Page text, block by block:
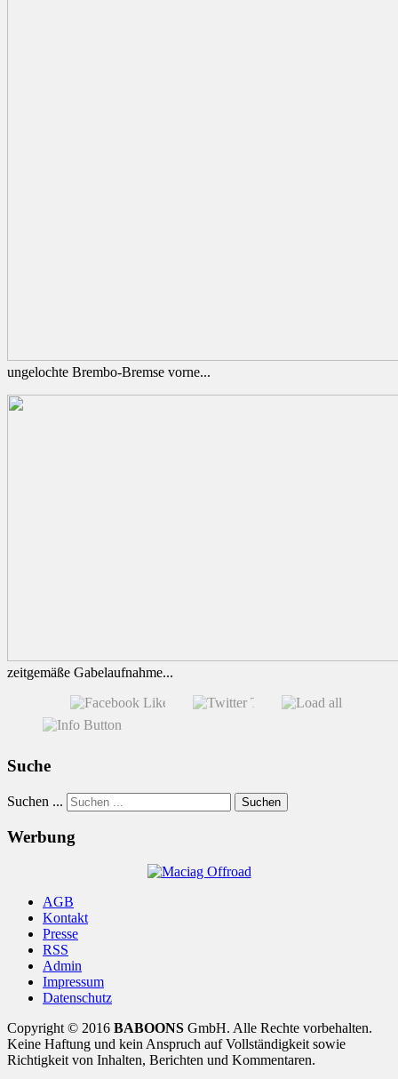
ungelochte Brembo-Bremse vorne...
zeitgemäße Gabelaufnahme...
Suche
Suchen ... Suchen
Werbung
AGB
Kontakt
Presse
RSS
Admin
Impressum
Datenschutz
Copyright © 2016 BABOONS GmbH. Alle Rechte vorbehalten.
Keine Haftung und kein Anspruch auf Vollständigkeit sowie
Richtigkeit von Inhalten, Berichten und Kommentaren.